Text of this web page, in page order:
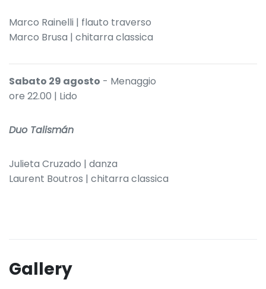
Marco Rainelli | flauto traverso
Marco Brusa | chitarra classica
Sabato 29 agosto - Menaggio
ore 22.00 | Lido
Duo Talismán
Julieta Cruzado | danza
Laurent Boutros | chitarra classica
Gallery